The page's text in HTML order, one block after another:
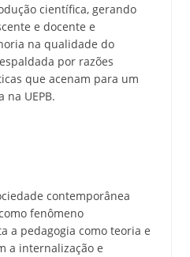
científica, gerando
e docente e
na qualidade do
por razões
que acenam para um
na UEPB.
contemporânea
fenômeno
a pedagogia como teoria e
a internalização e